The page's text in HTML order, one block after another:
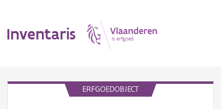
Inventaris
ERFGOEDOBJECT